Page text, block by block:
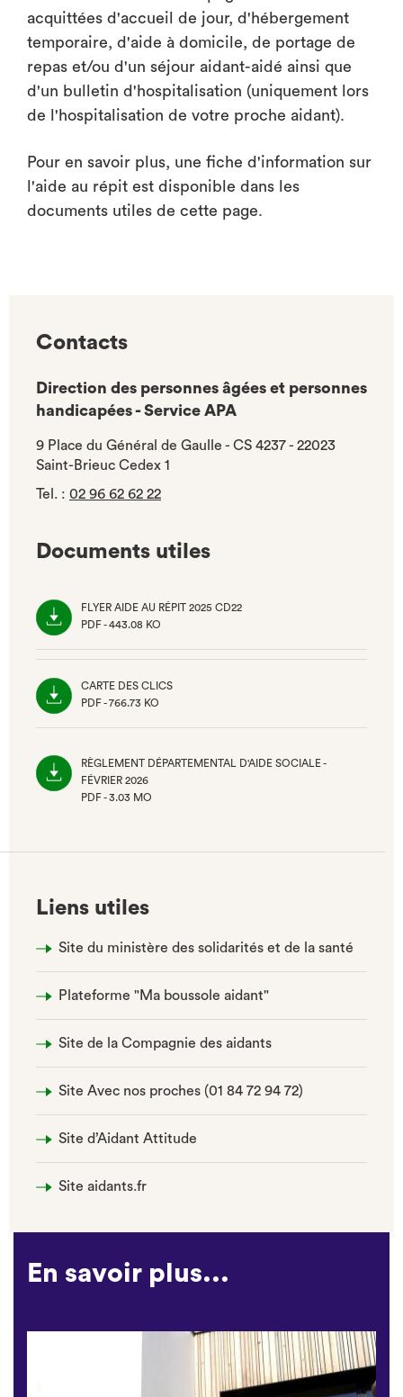
acquittées d'accueil de jour, d'hébergement
temporaire, d'aide à domicile, de portage de
repas et/ou d'un séjour aidant-aidé ainsi que
d'un bulletin d'hospitalisation (uniquement lors
de l'hospitalisation de votre proche aidant).
Pour en savoir plus, une fiche d'information sur
l'aide au répit est disponible dans les
documents utiles de cette page.
Contacts
Direction des personnes âgées et personnes
handicapées - Service APA
9 Place du Général de Gaulle - CS 4237 - 22023
Saint-Brieuc Cedex 1
Tel. : 02 96 62 62 22
Documents utiles
FLYER AIDE AU RÉPIT 2025 CD22
PDF - 443.08 KO
ONGLET)
CARTE DES CLICS
PDF - 766.73 KO
RÈGLEMENT DÉPARTEMENTAL D'AIDE SOCIALE -
FÉVRIER 2026
PDF - 3.03 MO
Liens utiles
Site du ministère des solidarités et de la santé
Plateforme "Ma boussole aidant"
Site de la Compagnie des aidants
Site Avec nos proches (01 84 72 94 72)
Site d’Aidant Attitude
Site aidants.fr
En savoir plus...